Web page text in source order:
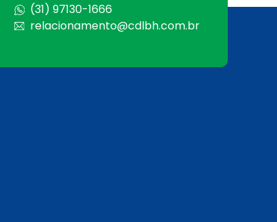
(31) 97130-1666
relacionamento@cdlbh.com.br